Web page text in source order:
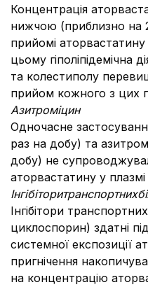
Концентрація
нижчою (приблизно на
прийомі
цьому гіполіпідемічна
та колестиполу
прийом кожного з цих
Азитроміцин
Одночасне
раз на добу) та
добу) не
аторвастатину у плазмі
Інгібіторитранспортних
Інгібітори
циклоспорин) здатні
системної експозиції
пригнічення
на концентрацію